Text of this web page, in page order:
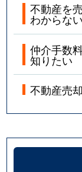
不動産を
わからない
仲介手数
知りたい
不動産売